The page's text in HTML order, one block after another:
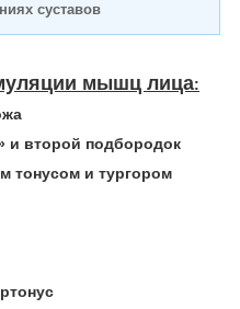
суставов
мышц лица:
и второй подбородок
тонусом и тургором